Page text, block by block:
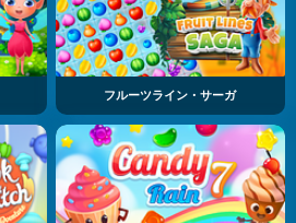
フルーツライン・サーガ